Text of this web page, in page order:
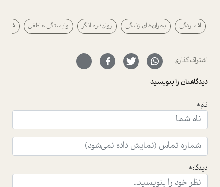
پیرامون آن آشنا می کند.در بخش دو فنجان داغ به سراغ افرادی
رفته ایم که موفقیت را در عمل به اثبات رسانده اند؛ سید
حمیدرضا محتشمی که بیست و پنجمین سال فعالیت حرفه
سر نهاده است و نیز کرامت عزیز زاده؛ سفیر صلح و دوستی که
با رکاب زدن در بیش از هفتاد کشور و کاشتن درخت، به نماد
حمایت از محیط زیست و منابع طبیعی تبدیل گشته
است.فصل روایت اجنبی ها در این شماره به دو موضوع
ای که به زندگی شگفت انگیز جین گودال و تاثیرات کاوش های
ایشان در حوزه ی شامپانزه ها بر زندگی امروزی ما نگاهی
افکنده است.فصل اتاق 333 شما را پای صحبت یک تجربه ی
واقعی در ارتباط با اختلال شخصیت اسکزوئید و مشکلات و نیز
راهکارهای حل آن قرار می دهد که در اتاق درمان اتفاق افتاده
موثرترین راهکارهای استفاده از هوش مصنوعی در حوزه های
افسردگی بحران‌های زندگی روان‌درمانگر وابستگی عاطفی فیلم۵۰/۵۰
اشتراک گذاری
دیدگاهتان را بنویسید
نام*
دیدگاه*